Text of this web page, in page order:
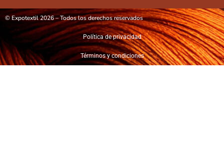
© Expotextil 2026 – Todos los derechos reservados
Política de privacidad
Términos y condiciones